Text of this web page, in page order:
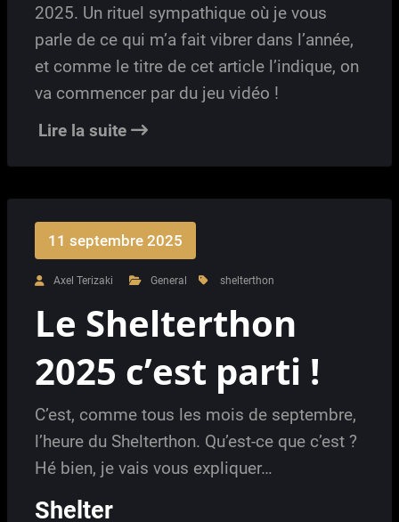
2025. Un rituel sympathique où je vous
parle de ce qui m’a fait vibrer dans l’année,
et comme le titre de cet article l’indique, on
va commencer par du jeu vidéo !
Lire la suite
11 septembre 2025
Axel Terizaki General shelterthon
Le Shelterthon
2025 c’est parti !
C’est, comme tous les mois de septembre,
l’heure du Shelterthon. Qu’est-ce que c’est ?
Hé bien, je vais vous expliquer…
Shelter